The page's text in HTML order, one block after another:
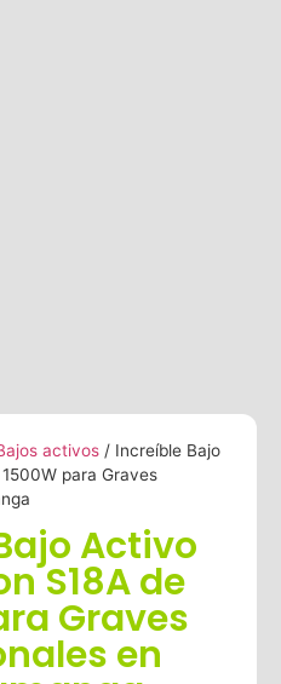
activos / Increíble Bajo
para Graves
Activo
S18A de
Graves
en